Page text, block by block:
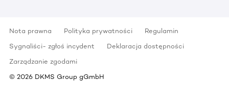
Nota prawna Polityka prywatności
Regulamin
Sygnaliści- zgłoś incydent
Deklaracja dostępności
Zarządzanie zgodami
© 2026 DKMS Group gGmbH